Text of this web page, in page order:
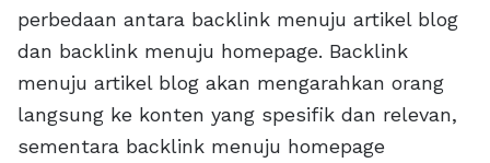
perbedaan antara backlink menuju artikel blog
dan backlink menuju homepage. Backlink
menuju artikel blog akan mengarahkan orang
langsung ke konten yang spesifik dan relevan,
sementara backlink menuju homepage